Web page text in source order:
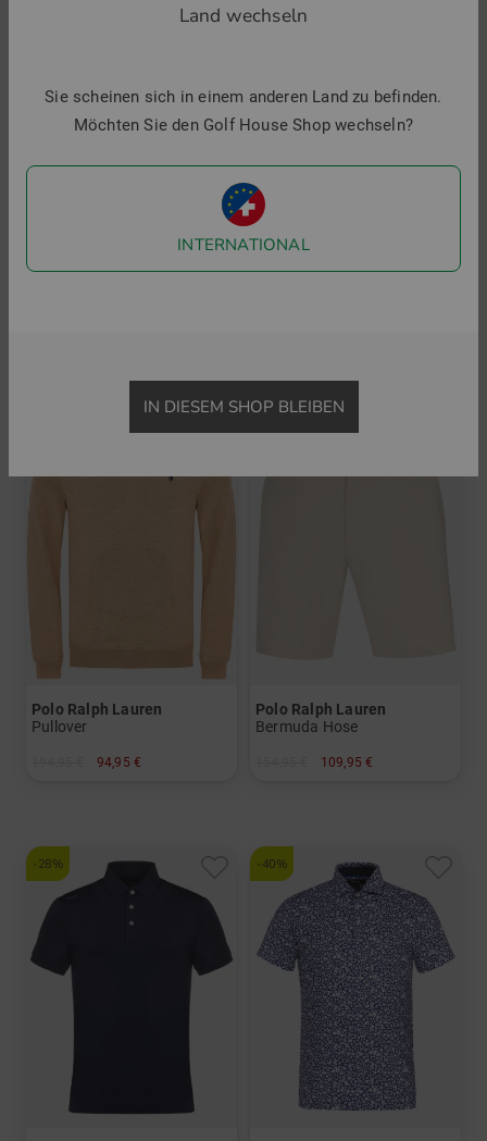
Polo Ralph Lauren
Polo Ralph Lauren
Polo Ralph Lauren
Pullover
94,95 €
Polo Ralph Lauren
Bermuda Hose
109,95 €
-28% -40%
Land wechseln
Sie scheinen sich in einem anderen Land zu befinden.
Möchten Sie den Golf House Shop wechseln?
INTERNATIONAL
IN DIESEM SHOP BLEIBEN